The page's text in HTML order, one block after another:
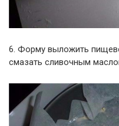
6. Форму выложить
смазать сливочным